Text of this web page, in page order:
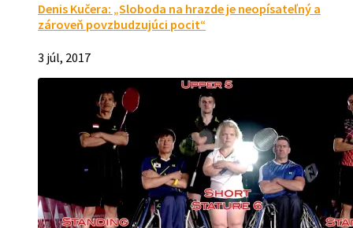
Denis Kučera: „Sloboda na hrazde je neopísateľný a
zároveň povzbudzujúci pocit“
3 júl, 2017